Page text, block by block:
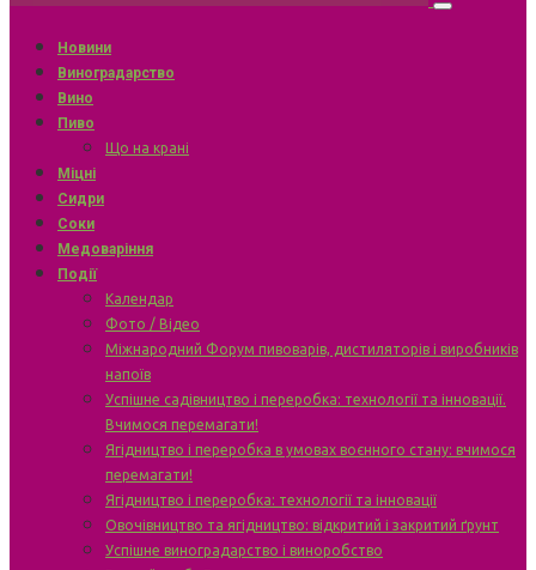
Новини
Виноградарство
Вино
Пиво
Що на крані
Міцні
Сидри
Соки
Медоваріння
Події
Календар
Фото / Відео
Міжнародний Форум пивоварів, дистиляторів і виробників
напоїв
Успішне садівництво і переробка: технології та інновації.
Вчимося перемагати!
Ягідництво і переробка в умовах воєнного стану: вчимося
перемагати!
Ягідництво і переробка: технології та інновації
Овочівництво та ягідництво: відкритий і закритий ґрунт
Успішне виноградарство і виноробство